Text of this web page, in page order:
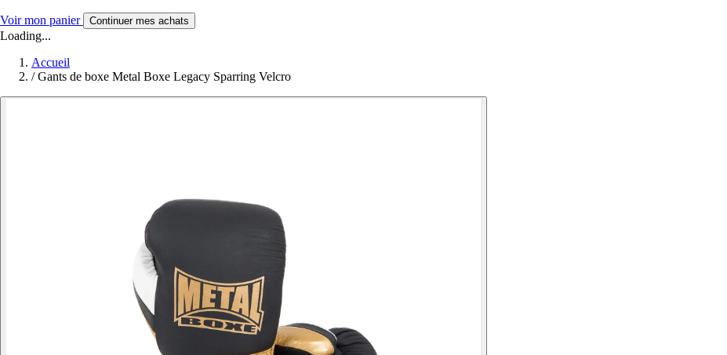
Voir mon panier Continuer mes achats
Loading...
Accueil
/ Gants de boxe Metal Boxe Legacy Sparring Velcro